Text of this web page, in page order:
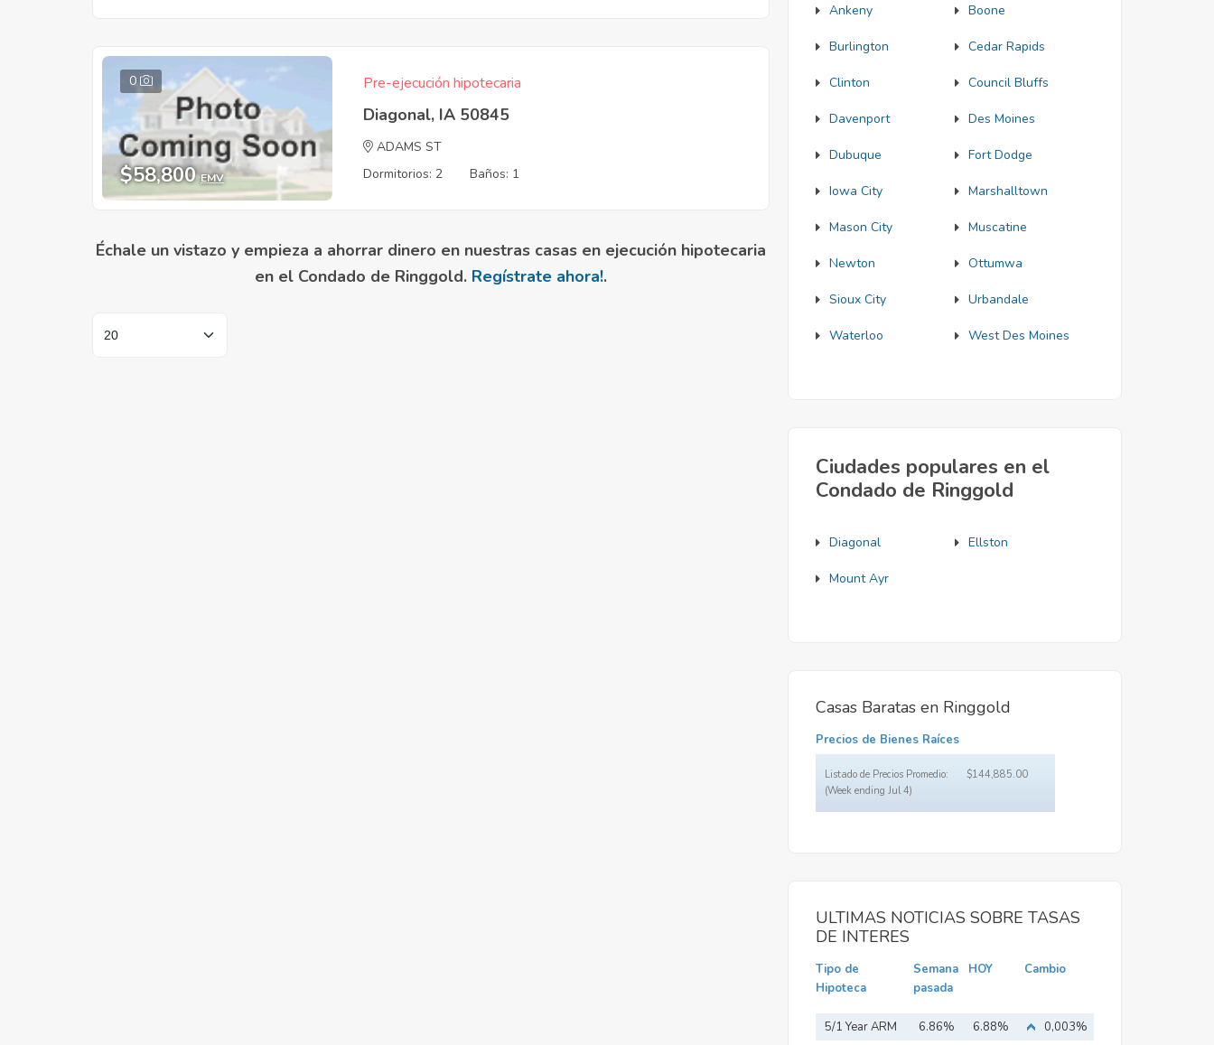
0
$58,800 EMV
Pre-ejecución hipotecaria
Diagonal, IA 50845
ADAMS ST
Dormitorios: 2
Baños: 1
Échale un vistazo y empieza a ahorrar dinero en nuestras casas en ejecución hipotecaria
en el Condado de Ringgold. Regístrate ahora!.
Ankeny Boone
Burlington Cedar Rapids
Clinton Council Bluffs
Davenport Des Moines
Dubuque Fort Dodge
Iowa City Marshalltown
Mason City Muscatine
Newton Ottumwa
Sioux City Urbandale
Waterloo West Des Moines
Ciudades populares en el
Condado de Ringgold
Diagonal Ellston
Mount Ayr
Casas Baratas en Ringgold
Precios de Bienes Raíces
Listado de Precios Promedio:
(Week ending Jul 4)
$144,885.00
ULTIMAS NOTICIAS SOBRE TASAS
DE INTERES
Tipo de
Hipoteca
Semana
pasada
HOY Cambio
5/1 Year ARM 6.86% 6.88%
0,003%